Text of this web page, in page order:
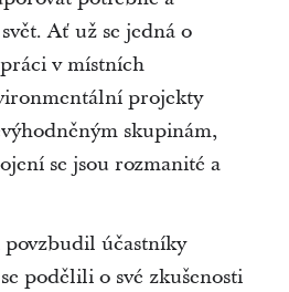
Ať už se jedná o
v místních
projekty
skupinám,
se jsou rozmanité a
povzbudil účastníky
podělili o své zkušenosti